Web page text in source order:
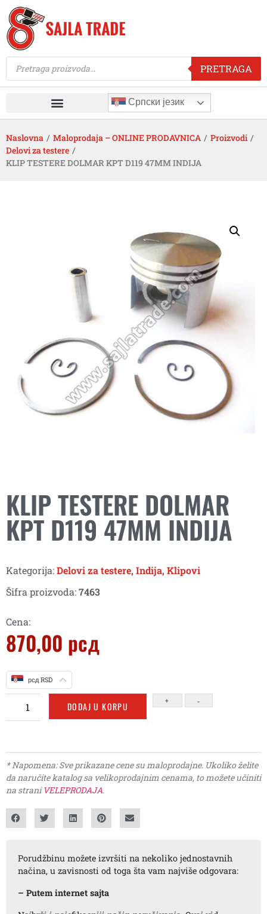
PRETRAGA
Српски језик
Naslovna / Maloprodaja – ONLINE PRODAVNICA / Proizvodi /
Delovi za testere /
KLIP TESTERE DOLMAR KPT D119 47MM INDIJA
KLIP TESTERE DOLMAR
KPT D119 47MM INDIJA
Kategorija:Delovi za testere, Indija, Klipovi
Šifra proizvoda:7463
Cena:
870,00 рсд
рсд RSD
+ -
DODAJ U KORPU
* Napomena: Sve prikazane cene su maloprodajne. Ukoliko želite
da naručite katalog sa velikoprodajnim cenama, to možete učiniti
na straniVELEPRODAJA.
Porudžbinu možete izvršiti na nekoliko jednostavnih
načina, u zavisnosti od toga šta vam najviše odgovara:
– Putem internet sajta